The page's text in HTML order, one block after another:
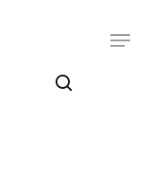
search
Menu